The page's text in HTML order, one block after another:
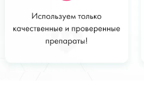
Стоимость
от 3600 руб